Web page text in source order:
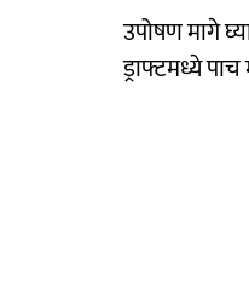
उपोषण मागे
ड्राफ्टमध्ये